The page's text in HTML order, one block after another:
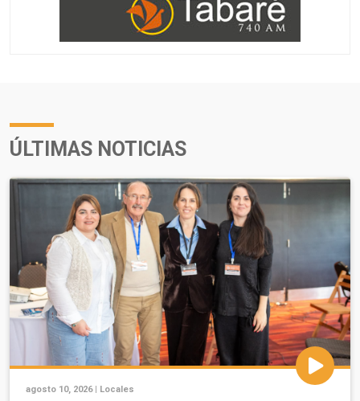
ÚLTIMAS NOTICIAS
agosto 10, 2026 | Locales